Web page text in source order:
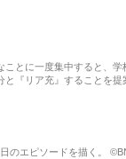
とに一度集中すると、
と『リア充』することを
のエピソードを描く。